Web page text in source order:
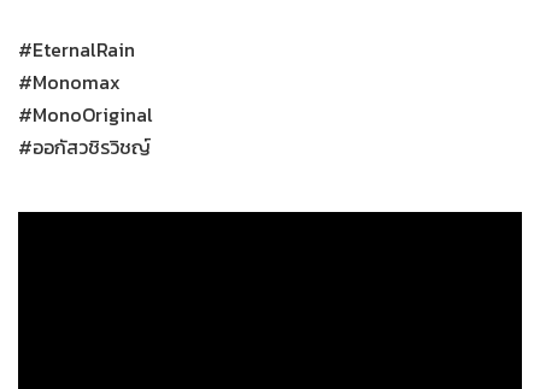
#EternalRain
#Monomax
#MonoOriginal
#ออกัสวชิรวิชญ์